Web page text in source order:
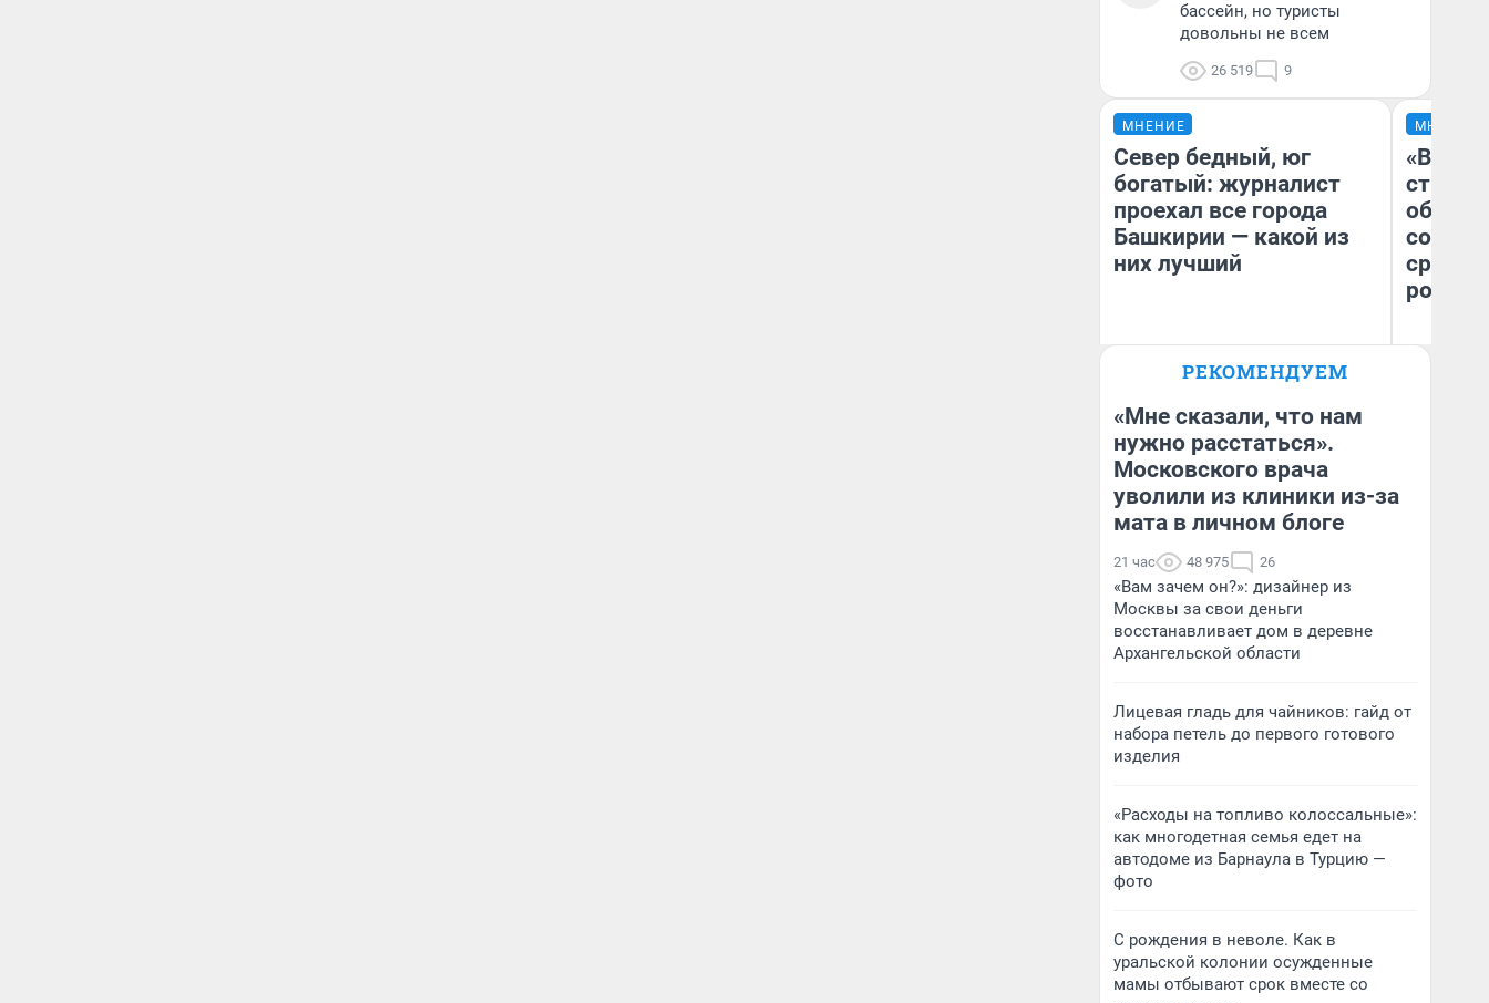
бассейн, но туристы
довольны не всем
26 519 9
МНЕНИЕ
Север бедный, юг
богатый: журналист
проехал все города
Башкирии — какой из
них лучший
Андрей Бирюков
МНЕНИЕ
«В
РЕКОМЕНДУЕМ
«Мне сказали, что нам
нужно расстаться».
Московского врача
уволили из клиники из-за
мата в личном блоге
21 час 48 975 26
«Вам зачем он?»: дизайнер из
Москвы за свои деньги
восстанавливает дом в деревне
Архангельской области
Лицевая гладь для чайников: гайд от
набора петель до первого готового
изделия
«Расходы на топливо колоссальные»:
как многодетная семья едет на
автодоме из Барнаула в Турцию —
фото
С рождения в неволе. Как в
уральской колонии осужденные
мамы отбывают срок вместе со